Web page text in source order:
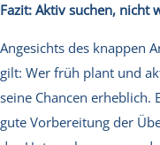
Fazit: Aktiv suchen, nicht
Angesichts des knappen
gilt: Wer früh plant und
seine Chancen erheblich.
gute Vorbereitung der